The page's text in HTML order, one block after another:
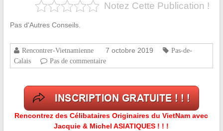
Notez Cette Publication !
Pas d'Autres Conseils.
Rencontrer-Vietnamienne 7 octobre 2019
Pas-de-
Calais
Pas de commentaire
Rencontrez des Célibataires Originaires du VietNam avec
Jacquie & Michel ASIATIQUES ! ! !